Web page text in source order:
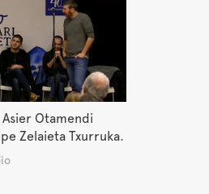
Otamendi
Zelaieta Txurruka.